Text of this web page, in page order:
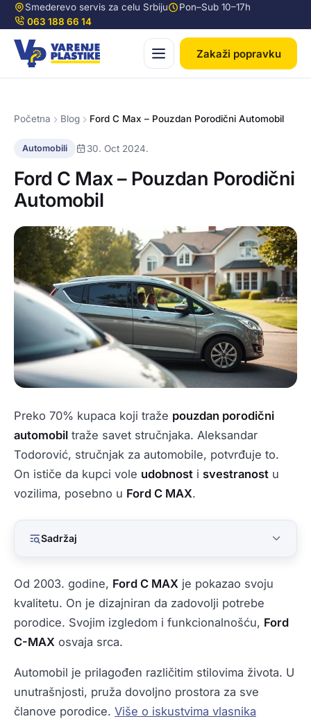
Smederevo servis za celu Srbiju
Pon–Sub 10–17h
063 188 66 14
Zakaži popravku
Početna Blog Ford C Max – Pouzdan Porodični Automobil
Automobili 30. Oct 2024.
Ford C Max – Pouzdan Porodični
Automobil
Preko 70% kupaca koji traže pouzdan porodični
automobil traže savet stručnjaka. Aleksandar
Todorović, stručnjak za automobile, potvrđuje to.
On ističe da kupci vole udobnost i svestranost u
vozilima, posebno u Ford C MAX.
Sadržaj
Od 2003. godine, Ford C MAX je pokazao svoju
kvalitetu. On je dizajniran da zadovolji potrebe
porodice. Svojim izgledom i funkcionalnošću, Ford
C-MAX osvaja srca.
Automobil je prilagođen različitim stilovima života. U
unutrašnjosti, pruža dovoljno prostora za sve
članove porodice. Više o iskustvima vlasnika